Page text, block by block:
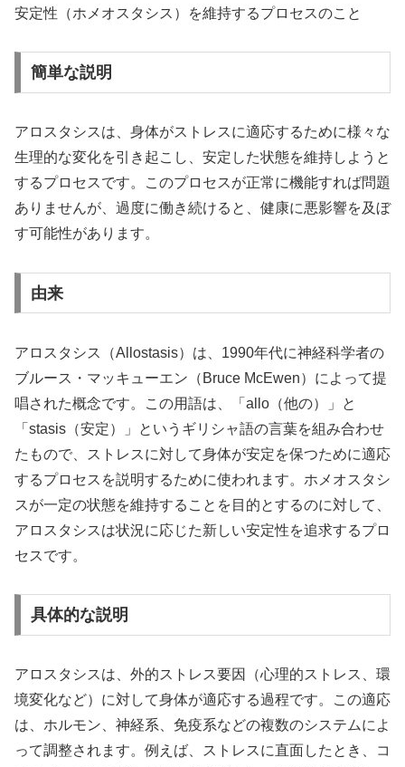
安定性（ホメオスタシス）を維持するプロセスのこと
簡単な説明
アロスタシスは、身体がストレスに適応するために様々な
生理的な変化を引き起こし、安定した状態を維持しようと
するプロセスです。このプロセスが正常に機能すれば問題
ありませんが、過度に働き続けると、健康に悪影響を及ぼ
す可能性があります。
由来
アロスタシス（Allostasis）は、1990年代に神経科学者の
ブルース・マッキューエン（Bruce McEwen）によって提
唱された概念です。この用語は、「allo（他の）」と
「stasis（安定）」というギリシャ語の言葉を組み合わせ
たもので、ストレスに対して身体が安定を保つために適応
するプロセスを説明するために使われます。ホメオスタシ
スが一定の状態を維持することを目的とするのに対して、
アロスタシスは状況に応じた新しい安定性を追求するプロ
セスです。
具体的な説明
アロスタシスは、外的ストレス要因（心理的ストレス、環
境変化など）に対して身体が適応する過程です。この適応
は、ホルモン、神経系、免疫系などの複数のシステムによ
って調整されます。例えば、ストレスに直面したとき、コ